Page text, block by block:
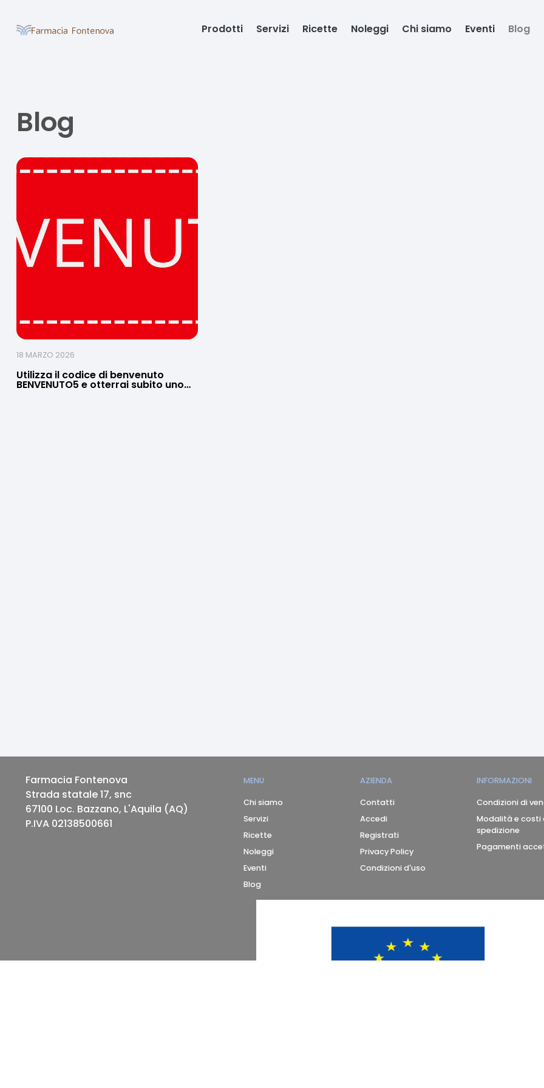
Prodotti Servizi Ricette Noleggi Chi siamo Eventi Blog
Blog
18 MARZO 2026
Utilizza il codice di benvenuto
BENVENUTO5 e otterrai subito uno
Farmacia Fontenova
Strada statale 17, snc
67100 Loc. Bazzano, L'Aquila (AQ)
P.IVA 02138500661
MENU
Chi siamo
Servizi
Ricette
Noleggi
Eventi
Blog
AZIENDA
Contatti
Accedi
Registrati
Privacy Policy
Condizioni d'uso
INFORMAZIONI
Condizioni di
Modalità e costi
spedizione
Pagamenti